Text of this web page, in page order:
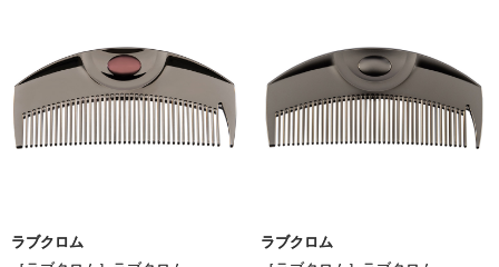
ラブクロム
ラブクロム